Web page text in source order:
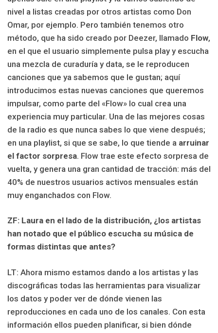
nivel a listas creadas por otros artistas como Don
Omar, por ejemplo. Pero también tenemos otro
método, que ha sido creado por Deezer, llamado Flow,
en el que el usuario simplemente pulsa play y escucha
una mezcla de curaduría y data, se le reproducen
canciones que ya sabemos que le gustan; aquí
introducimos estas nuevas canciones que queremos
impulsar, como parte del «Flow» lo cual crea una
experiencia muy particular. Una de las mejores cosas
de la radio es que nunca sabes lo que viene después;
en una playlist, si que se sabe, lo que tiende a arruinar
el factor sorpresa. Flow trae este efecto sorpresa de
vuelta, y genera una gran cantidad de tracción: más del
40% de nuestros usuarios activos mensuales están
muy enganchados con Flow.
ZF: Laura en el lado de la distribución, ¿los artistas
han notado que el público escucha su música de
formas distintas que antes?
LT: Ahora mismo estamos dando a los artistas y las
discográficas todas las herramientas para visualizar
los datos y poder ver de dónde vienen las
reproducciones en cada uno de los canales. Con esta
información ellos pueden planificar, si bien dónde